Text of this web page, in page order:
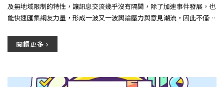
及無地域限制的特性，讓訊息交流幾乎沒有隔閡，除了加速事件發展，也
能快速匯集網友力量，形成一波又一波輿論壓力與意見潮流，因此不僅年
閱讀更多